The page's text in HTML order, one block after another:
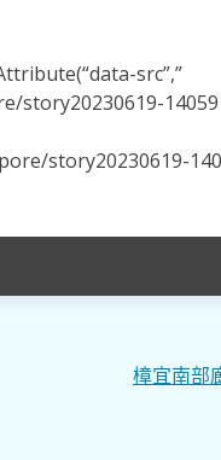
src”,”
story20230619-
story20230619-
樟宜南部